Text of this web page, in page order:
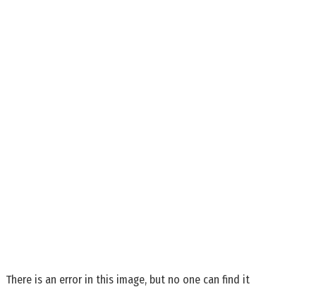
There is an error in this image, but no one can find it